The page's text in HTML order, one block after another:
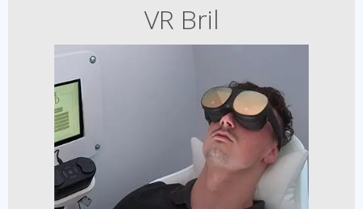
VR Bril